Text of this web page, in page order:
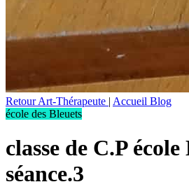
Retour Art-Thérapeute | Accueil Blog
école des Bleuets
classe de C.P
séance.3